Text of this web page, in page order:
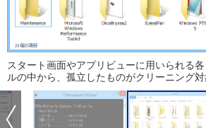
スタート画面やアプリビューに用いられる
ルの中から、孤立したものがクリーニング